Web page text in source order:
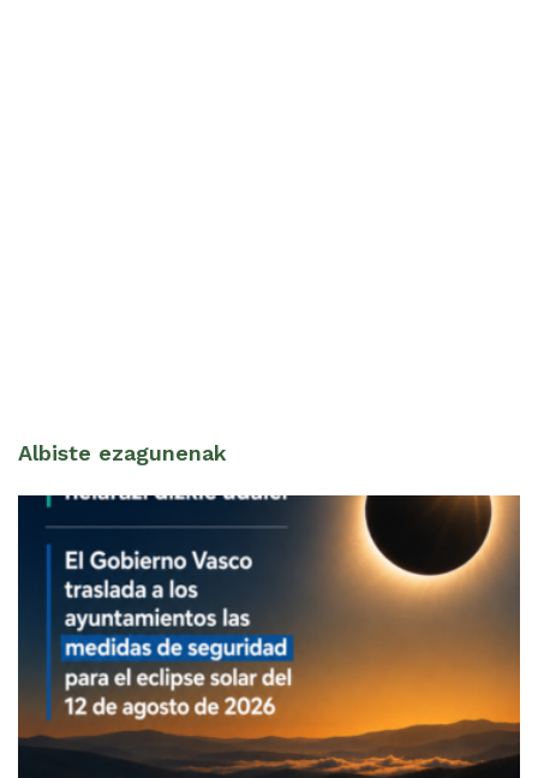
Albiste ezagunenak